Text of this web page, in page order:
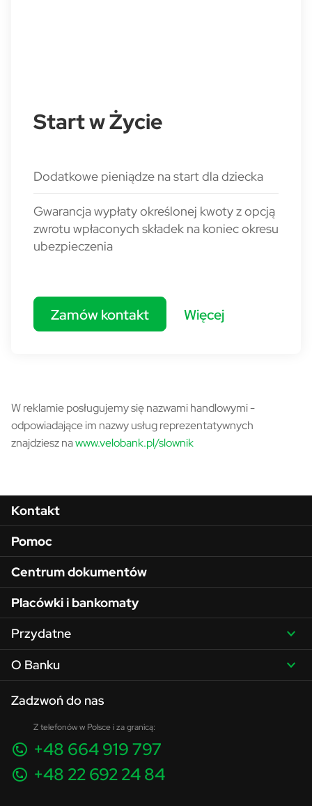
Start w Życie
Dodatkowe pieniądze na start dla dziecka
Gwarancja wypłaty określonej kwoty z opcją
zwrotu wpłaconych składek na koniec okresu
ubezpieczenia
Zamów kontakt Więcej
Słownik pojęć - informacja
W reklamie posługujemy się nazwami handlowymi -
odpowiadające im nazwy usług reprezentatywnych
znajdziesz nawww.velobank.pl/slownik
Menu w stopce
Kontakt
Pomoc
Centrum dokumentów
Placówki i bankomaty
Przydatne
O Banku
Zadzwoń do nas
Z telefonów w Polsce i za granicą:
+48 664 919 797
+48 22 692 24 84